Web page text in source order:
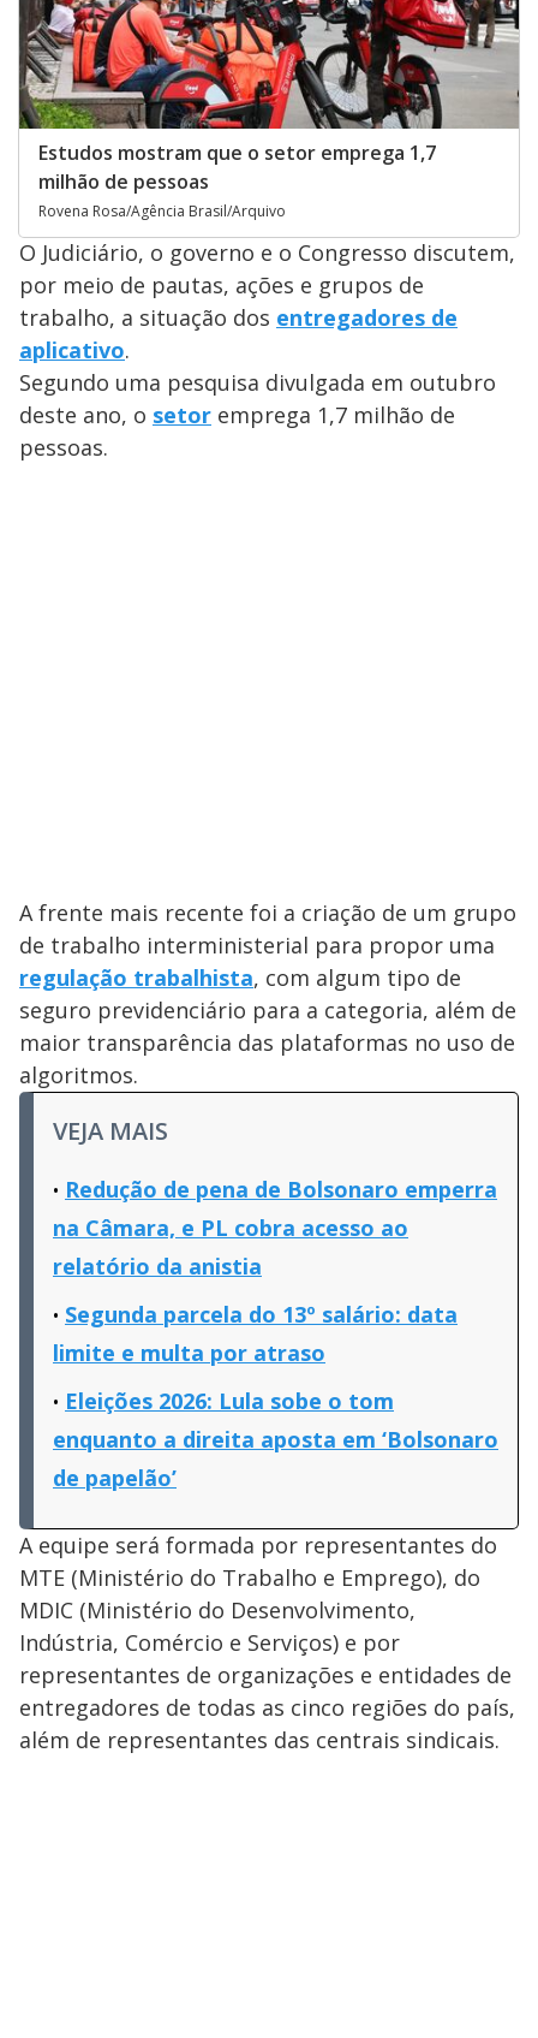
Estudos mostram que o setor emprega 1,7
milhão de pessoas
Rovena Rosa/Agência Brasil/Arquivo
O Judiciário, o governo e o Congresso discutem,
por meio de pautas, ações e grupos de
trabalho, a situação dos entregadores de
aplicativo.
Segundo uma pesquisa divulgada em outubro
deste ano, o setor emprega 1,7 milhão de
pessoas.
A frente mais recente foi a criação de um grupo
de trabalho interministerial para propor uma
regulação trabalhista, com algum tipo de
seguro previdenciário para a categoria, além de
maior transparência das plataformas no uso de
algoritmos.
VEJA MAIS
Redução de pena de Bolsonaro emperra
na Câmara, e PL cobra acesso ao
relatório da anistia
Segunda parcela do 13º salário: data
limite e multa por atraso
Eleições 2026: Lula sobe o tom
enquanto a direita aposta em ‘Bolsonaro
de papelão’
A equipe será formada por representantes do
MTE (Ministério do Trabalho e Emprego), do
MDIC (Ministério do Desenvolvimento,
Indústria, Comércio e Serviços) e por
representantes de organizações e entidades de
entregadores de todas as cinco regiões do país,
além de representantes das centrais sindicais.